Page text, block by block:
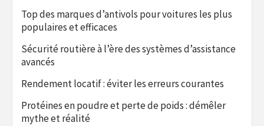
Top des marques d’antivols pour voitures les plus
populaires et efficaces
Sécurité routière à l’ère des systèmes d’assistance
avancés
Rendement locatif : éviter les erreurs courantes
Protéines en poudre et perte de poids : démêler
mythe et réalité